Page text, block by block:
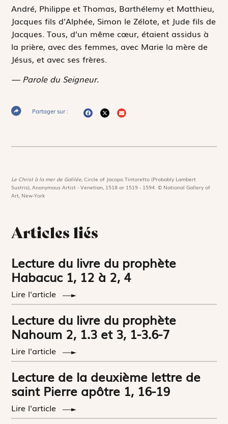
André, Philippe et Thomas, Barthélemy et Matthieu,
Jacques fils d’Alphée, Simon le Zélote, et Jude fils de
Jacques. Tous, d’un même cœur, étaient assidus à
la prière, avec des femmes, avec Marie la mère de
Jésus, et avec ses frères.
— Parole du Seigneur.
Partager sur :
Le Christ à la mer de Galilée,Circle of Jacopo Tintoretto (Probably Lambert
Sustris), Anonymous Artist - Venetian, 1518 or 1519 - 1594. © National Gallery of
Art, New-York
Articles liés
Lecture du livre du prophète
Habacuc 1, 12 à 2, 4
Lire l'article
Lecture du livre du prophète
Nahoum 2, 1.3 et 3, 1-3.6-7
Lire l'article
Lecture de la deuxième lettre de
saint Pierre apôtre 1, 16-19
Lire l'article